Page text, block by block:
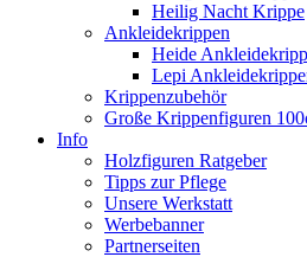
Heilig Nacht Krippe
Ankleidekrippen
Heide
Lepi
Krippenzubehör
Große Krippenfiguren
Info
Holzfiguren Ratgeber
Tipps zur Pflege
Unsere Werkstatt
Werbebanner
Partnerseiten